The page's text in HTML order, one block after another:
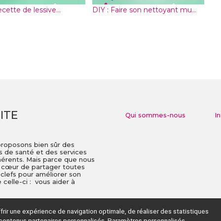
de lessive... DIY : Faire son nettoyant mu...
bien sûr des
de santé et des services
Mais parce que nous
cœur de partager toutes
pour améliorer son
celle-ci : vous aider à
Qui sommes-nous
une expérience de navigation optimale, de réaliser des statistiques